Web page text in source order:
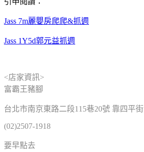
Jass 7m麗嬰房爬爬&抓週
Jass 1Y5d郭元益抓週
<店家資訊>
富霸王豬腳
台北市南京東路二段115巷20號 靠四平街
(02)2507-1918
要早點去